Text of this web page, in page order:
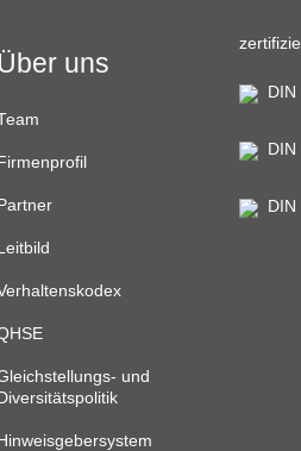
uns
und